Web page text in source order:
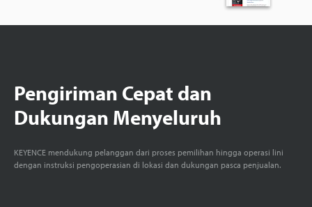
Pengiriman Cepat dan
Dukungan Menyeluruh
KEYENCE mendukung pelanggan dari proses pemilihan hingga operasi lini
dengan instruksi pengoperasian di lokasi dan dukungan pasca penjualan.